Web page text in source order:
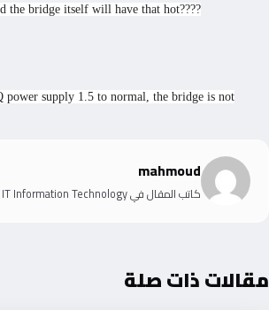
the bridge itself will have that hot????
supply 1.5 to normal, the bridge is not
mahmoud
كاتب المقال في IT Information Technology
مقالات ذات صلة